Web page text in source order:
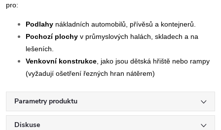
pro:
Podlahy nákladních automobilů, přívěsů a kontejnerů.
Pochozí plochy v průmyslových halách, skladech a na
lešeních.
Venkovní konstrukce , jako jsou dětská hřiště nebo rampy
(vyžadují ošetření řezných hran nátěrem)
Parametry produktu
Diskuse